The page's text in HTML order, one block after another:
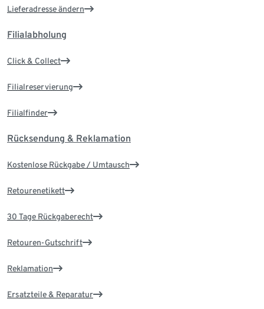
Lieferadresse ändern
Filialabholung
Click & Collect
Filialreservierung
Filialfinder
Rücksendung & Reklamation
Kostenlose Rückgabe / Umtausch
Retourenetikett
30 Tage Rückgaberecht
Retouren-Gutschrift
Reklamation
Ersatzteile & Reparatur